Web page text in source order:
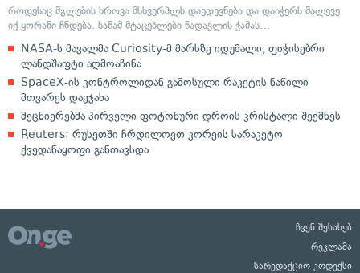
როდესაც მგლების ხროვა მსხვერპლს დაედევნება და დაიჭერს მალევე
იქ ყორანი ჩნდება. სანამ მტაცებლები ნადავლის ჭამას…
NASA-ს მავალმა Curiosity-მ მარსზე იდუმალი, ფიჭისებრი
ლანდშაფტი აღმოაჩინა
SpaceX-ის კონტროლიდან გამოსული რაკეტის ნაწილი
მთვარეს დაეჯახა
მეცნიერებმა პირველი ფოტონური დროის კრისტალი შექმნეს
Reuters: რუსეთში ჩრდილოეთ კორეის სარაკეტო
ქვედანაყოფი განთავსდა
ჩვენ შესახებ
რეკლამა
სარედაქციო კოდექსი